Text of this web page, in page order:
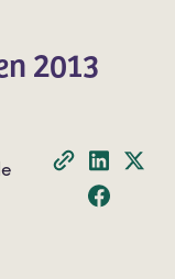
2013